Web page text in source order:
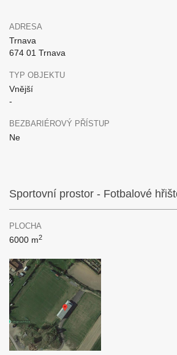
ADRESA
Trnava
674 01 Trnava
TYP OBJEKTU
Vnější
-
BEZBARIÉROVÝ PŘÍSTUP
Ne
Sportovní prostor - Fotbalové
PLOCHA
6000 m2